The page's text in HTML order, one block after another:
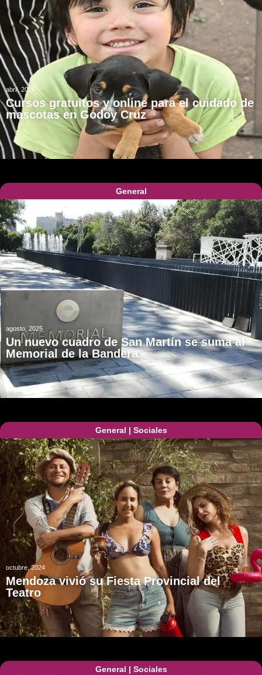
abril, 2026
Cursos gratuitos y online para el cuidado de
mascotas en Godoy Cruz
General
agosto, 2025
Un nuevo cuadro de San Martín se suma al
Memorial de la Bandera
General | Sociales
octubre, 2024
Mendoza vivió su Fiesta Provincial del
Teatro
General | Sociales